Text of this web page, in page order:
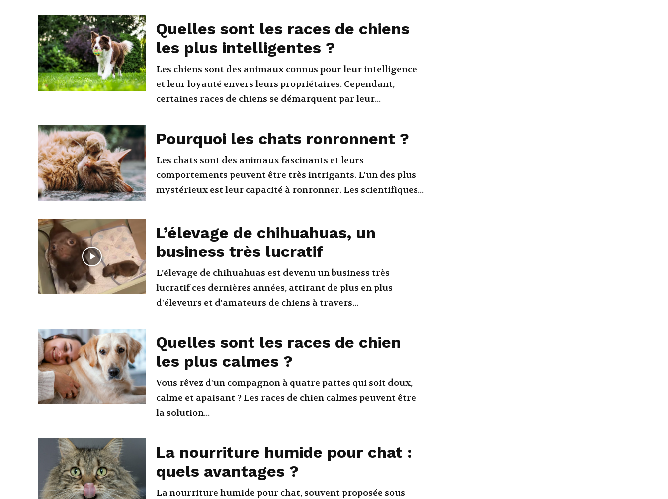
Quelles sont les races de chiens
les plus intelligentes ?
Les chiens sont des animaux connus pour leur intelligence
et leur loyauté envers leurs propriétaires. Cependant,
certaines races de chiens se démarquent par leur...
Pourquoi les chats ronronnent ?
Les chats sont des animaux fascinants et leurs
comportements peuvent être très intrigants. L'un des plus
mystérieux est leur capacité à ronronner. Les scientifiques...
L’élevage de chihuahuas, un
business très lucratif
L’élevage de chihuahuas est devenu un business très
lucratif ces dernières années, attirant de plus en plus
d'éleveurs et d'amateurs de chiens à travers...
Quelles sont les races de chien
les plus calmes ?
Vous rêvez d'un compagnon à quatre pattes qui soit doux,
calme et apaisant ? Les races de chien calmes peuvent être
la solution...
La nourriture humide pour chat :
quels avantages ?
La nourriture humide pour chat, souvent proposée sous